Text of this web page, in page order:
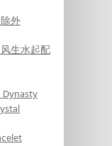
外
生水起配